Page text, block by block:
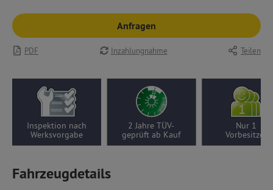
Anfragen
PDF Inzahlungnahme Teilen
Inspektion nach
Werksvorgabe
2 Jahre TÜV-
geprüft ab Kauf
Nur 1
Vorbesitzer
Fahrzeugdetails